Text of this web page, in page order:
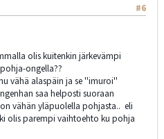
#6
olis kuitenkin järkevämpi
ongella??
vähä alaspäin ja se ''imuroi''
saa helposti suoraan
vähän yläpuolella pohjasta.. eli
olis parempi vaihtoehto ku pohja